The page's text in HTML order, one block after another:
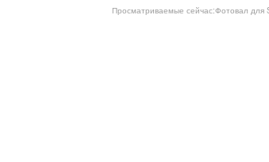
Просматриваемые сейчас:Фотовал для